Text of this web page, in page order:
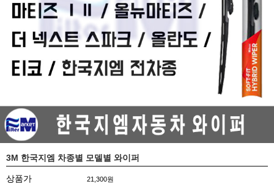
3M 한국지엠 차종별 모델별 와이퍼
상품가 21,300원